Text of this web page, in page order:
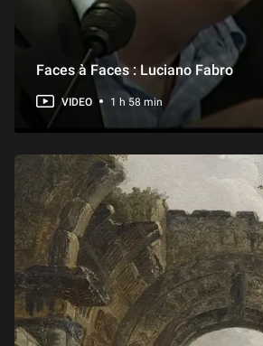
Faces à Faces : Luciano Fabro
VIDEO 1 h 58 min